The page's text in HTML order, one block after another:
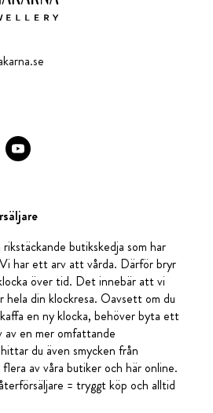
butikskedja som har
har ett arv att vårda. Därför bryr
över tid. Det innebär att vi
hela din klockresa. Oavsett om du
en ny klocka, behöver byta ett
en mer omfattande
du även smycken från
av våra butiker och här online.
= tryggt köp och alltid